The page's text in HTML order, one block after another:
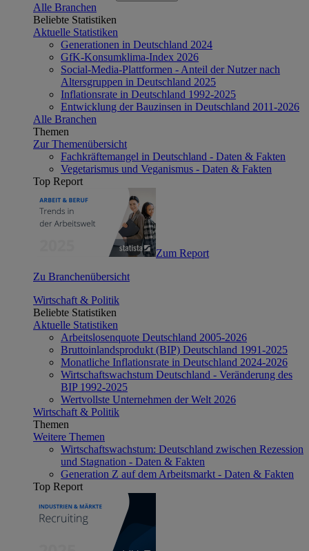
Alle Branchen
Beliebte Statistiken
Aktuelle Statistiken
Generationen in Deutschland 2024
GfK-Konsumklima-Index 2026
Social-Media-Plattformen - Anteil der Nutzer nach
Altersgruppen in Deutschland 2025
Inflationsrate in Deutschland 1992-2025
Entwicklung der Bauzinsen in Deutschland 2011-2026
Alle Branchen
Themen
Zur Themenübersicht
Fachkräftemangel in Deutschland - Daten & Fakten
Vegetarismus und Veganismus - Daten & Fakten
Top Report
Zum Report
Zu Branchenübersicht
Wirtschaft & Politik
Beliebte Statistiken
Aktuelle Statistiken
Arbeitslosenquote Deutschland 2005-2026
Bruttoinlandsprodukt (BIP) Deutschland 1991-2025
Monatliche Inflationsrate in Deutschland 2024-2026
Wirtschaftswachstum Deutschland - Veränderung des
BIP 1992-2025
Wertvollste Unternehmen der Welt 2026
Wirtschaft & Politik
Themen
Weitere Themen
Wirtschaftswachstum: Deutschland zwischen Rezession
und Stagnation - Daten & Fakten
Generation Z auf dem Arbeitsmarkt - Daten & Fakten
Top Report